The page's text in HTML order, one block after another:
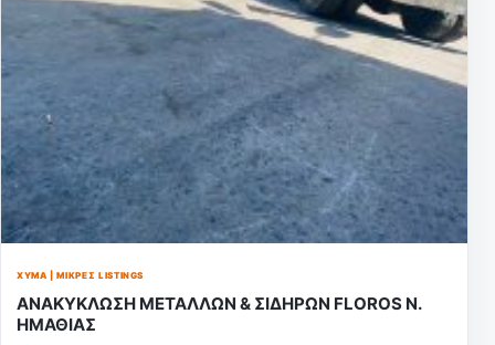
ΧΎΜΑ | ΜΙΚΡΈΣ LISTINGS
ΑΝΑΚΥΚΛΩΣΗ ΜΕΤΑΛΛΩΝ & ΣΙΔΗΡΩΝ FLOROS Ν.
ΗΜΑΘΙΑΣ